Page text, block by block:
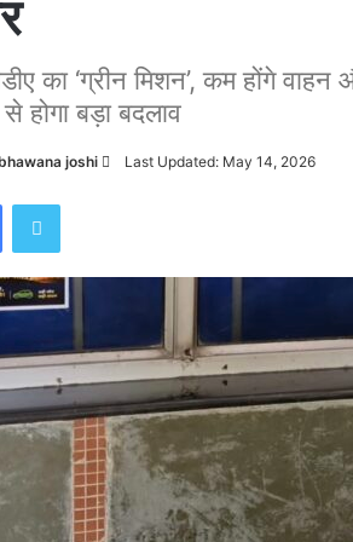
का ‘ग्रीन मिशन’, कम होंगे वाहन
होगा बड़ा बदलाव
joshi
Send
Last Updated: May 14, 2026
FacebookTwitter
16, 2023
के दुगड्डा मार्ग पर हादसा, हाथी को देखकर
युवक, बाइक रपटने से मौके पर मौत